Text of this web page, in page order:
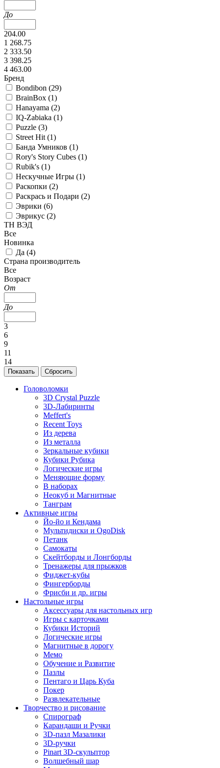
До
204.00
1 268.75
2 333.50
3 398.25
4 463.00
Бренд
Bondibon (29)
BrainBox (1)
Hanayama (2)
IQ-Zabiaka (1)
Puzzle (3)
Street Hit (1)
Банда Умников (1)
Rory's Story Cubes (1)
Rubik's (1)
Нескучные Игры (1)
Раскопки (2)
Раскрась и Подари (2)
Эврики (6)
Эврикус (2)
ТН ВЭД
Все
Новинка
Да (4)
Страна производитель
Все
Возраст
От
До
3
6
9
11
14
Головоломки
3D Crystal Puzzle
3D-Лабиринты
Meffert's
Recent Toys
Из дерева
Из металла
Зеркальные кубики
Кубики Рубика
Логические игры
Меняющие форму
В наборах
Неокуб и Магнитные
Танграм
Активные игры
Йо-йо и Кендама
Мультидиски и OgoDisk
Петанк
Самокаты
Скейтборды и Лонгборды
Тренажеры для прыжков
Фиджет-кубы
Фингерборды
Фрисби и др. игры
Настольные игры
Аксессуары для настольных игр
Игры с карточками
Кубики Историй
Логические игры
Магнитные в дорогу
Мемо
Обучение и Развитие
Пазлы
Пентаго и Царь Куба
Покер
Развлекательные
Творчество и рисование
Спирограф
Карандаши и Ручки
3D-пазл Мазалики
3D-ручки
Pinart 3D-скульптор
Волшебный шар